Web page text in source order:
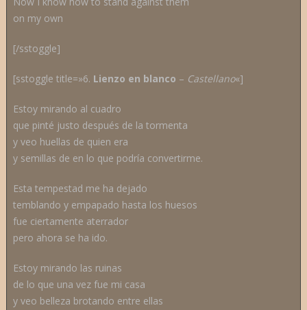
on my own
[/sstoggle]
[sstoggle title=»6. Lienzo en blanco – Castellano«]
Estoy mirando al cuadro
que pinté justo después de la tormenta
y veo huellas de quien era
y semillas de en lo que podría convertirme.
Esta tempestad me ha dejado
temblando y empapado hasta los huesos
fue ciertamente aterrador
pero ahora se ha ido.
Estoy mirando las ruinas
de lo que una vez fue mi casa
y veo belleza brotando entre ellas